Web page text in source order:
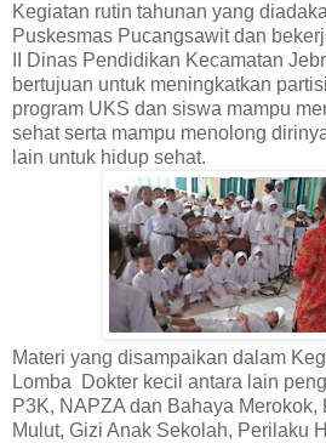
Kegiatan rutin tahunan yang
Puskesmas Pucangsawit dan
II Dinas Pendidikan Kecamatan
bertujuan untuk meningkatkan
program UKS dan siswa mampu
sehat serta mampu menolong
lain untuk hidup sehat.
Materi yang disampaikan dalam
Lomba Dokter kecil antara lain
P3K, NAPZA dan Bahaya Merokok,
Mulut, Gizi Anak Sekolah, Perilaku